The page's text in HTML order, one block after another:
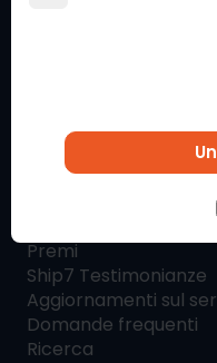
Acquista e spedisci
Calcolatore delle
Servizio clienti
Premi
Ship7 Testimonianze
Aggiornamenti sul
Domande frequenti
Ricerca